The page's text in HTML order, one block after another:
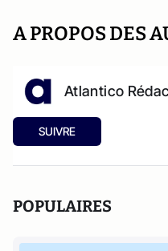
A PROPOS DES
Atlantico
SUIVRE
POPULAIRES